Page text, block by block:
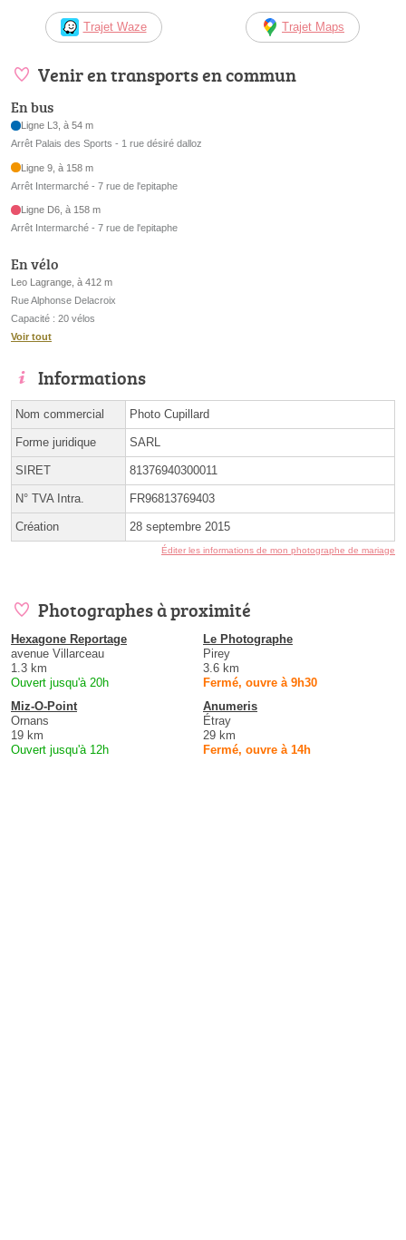
Trajet Waze Trajet Maps
Venir en transports en commun
En bus
Ligne L3, à 54 m
Arrêt Palais des Sports - 1 rue désiré dalloz
Ligne 9, à 158 m
Arrêt Intermarché - 7 rue de l'epitaphe
Ligne D6, à 158 m
Arrêt Intermarché - 7 rue de l'epitaphe
En vélo
Leo Lagrange, à 412 m
Rue Alphonse Delacroix
Capacité : 20 vélos
Voir tout
Informations
Nom commercial Photo Cupillard
Forme juridique SARL
SIRET 81376940300011
N° TVA Intra. FR96813769403
Création 28 septembre 2015
Éditer les informations de mon photographe de mariage
Photographes à proximité
Hexagone Reportage
avenue Villarceau
1.3 km
Ouvert jusqu'à 20h
Le Photographe
Pirey
3.6 km
Fermé, ouvre à 9h30
Miz-O-Point
Ornans
19 km
Ouvert jusqu'à 12h
Anumeris
Étray
29 km
Fermé, ouvre à 14h